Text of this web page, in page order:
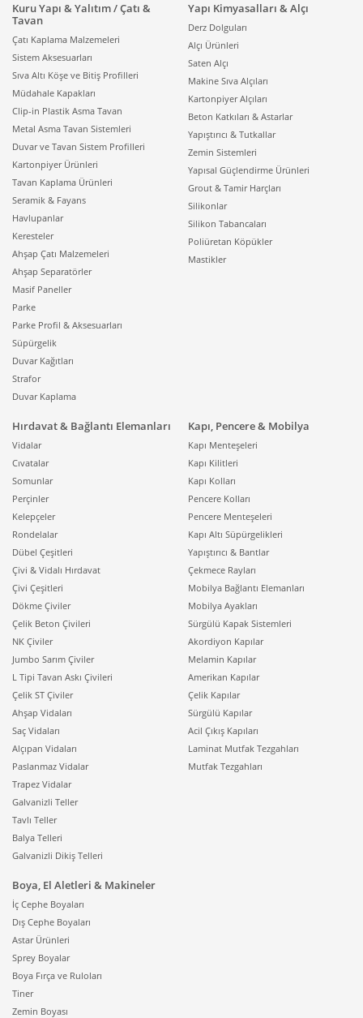
Kuru Yapı & Yalıtım / Çatı &
Tavan
Çatı Kaplama Malzemeleri
Sistem Aksesuarları
Sıva Altı Köşe ve Bitiş Profilleri
Müdahale Kapakları
Clip-in Plastik Asma Tavan
Metal Asma Tavan Sistemleri
Duvar ve Tavan Sistem Profilleri
Kartonpiyer Ürünleri
Tavan Kaplama Ürünleri
Seramik & Fayans
Havlupanlar
Keresteler
Ahşap Çatı Malzemeleri
Ahşap Separatörler
Masif Paneller
Parke
Parke Profil & Aksesuarları
Süpürgelik
Duvar Kağıtları
Strafor
Duvar Kaplama
Yapı Kimyasalları & Alçı
Derz Dolguları
Alçı Ürünleri
Saten Alçı
Makine Sıva Alçıları
Kartonpiyer Alçıları
Beton Katkıları & Astarlar
Yapıştırıcı & Tutkallar
Zemin Sistemleri
Yapısal Güçlendirme Ürünleri
Grout & Tamir Harçları
Silikonlar
Silikon Tabancaları
Poliüretan Köpükler
Mastikler
Hırdavat & Bağlantı Elemanları
Vidalar
Cıvatalar
Somunlar
Perçinler
Kelepçeler
Rondelalar
Dübel Çeşitleri
Çivi & Vidalı Hırdavat
Çivi Çeşitleri
Dökme Çiviler
Çelik Beton Çivileri
NK Çiviler
Jumbo Sarım Çiviler
L Tipi Tavan Askı Çivileri
Çelik ST Çiviler
Ahşap Vidaları
Saç Vidaları
Alçıpan Vidaları
Paslanmaz Vidalar
Trapez Vidalar
Galvanizli Teller
Tavlı Teller
Balya Telleri
Galvanizli Dikiş Telleri
Kapı, Pencere & Mobilya
Kapı Menteşeleri
Kapı Kilitleri
Kapı Kolları
Pencere Kolları
Pencere Menteşeleri
Kapı Altı Süpürgelikleri
Yapıştırıcı & Bantlar
Çekmece Rayları
Mobilya Bağlantı Elemanları
Mobilya Ayakları
Sürgülü Kapak Sistemleri
Akordiyon Kapılar
Melamin Kapılar
Amerikan Kapılar
Çelik Kapılar
Sürgülü Kapılar
Acil Çıkış Kapıları
Laminat Mutfak Tezgahları
Mutfak Tezgahları
Boya, El Aletleri & Makineler
İç Cephe Boyaları
Dış Cephe Boyaları
Astar Ürünleri
Sprey Boyalar
Boya Fırça ve Ruloları
Tiner
Zemin Boyası